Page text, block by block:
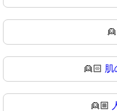
👱
👱🏻 肌
👱🏼